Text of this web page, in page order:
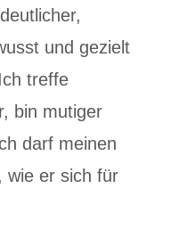
und gezielt
treffe
bin mutiger
darf meinen
wie er sich für